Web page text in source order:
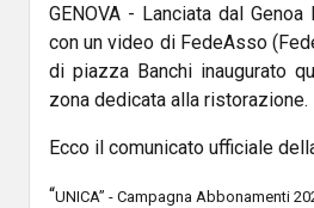
GENOVA - Lanciata dal
con un video di FedeAsso
di piazza Banchi inaugurato
zona dedicata alla ristorazione.
Ecco il comunicato ufficiale
“UNICA” - Campagna Abbonamenti